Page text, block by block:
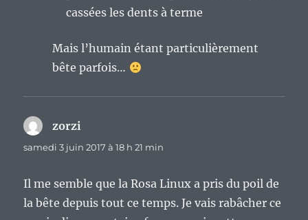
cassées les dents à terme
Mais l’humain étant particulièrement
bête parfois…
zorzi
samedi 3 juin 2017 à 18 h 21 min
Il me semble que la Rosa Linux a pris du poil de
la bête depuis tout ce temps. Je vais rabâcher ce